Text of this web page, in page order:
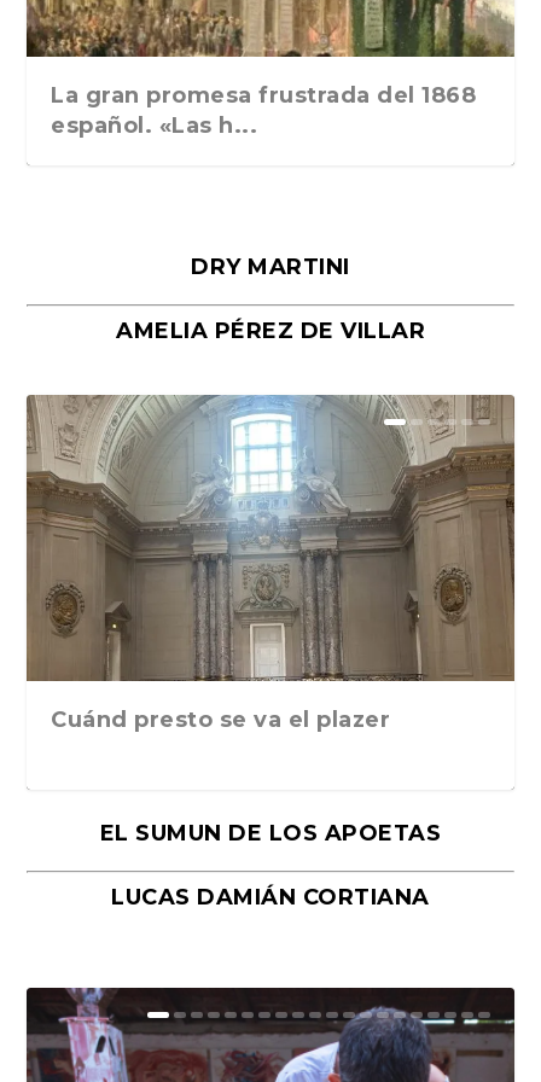
La gran promesa frustrada del 1868
español. «Las h...
Málaga, verso en azul, de Rafael
Porras y Salvador...
«La cocina hebrea. Alimentación
del pueblo judío e...
DRY MARTINI
AMELIA PÉREZ DE VILLAR
Cuánd presto se va el plazer
EL SUMUN DE LOS APOETAS
LUCAS DAMIÁN CORTIANA